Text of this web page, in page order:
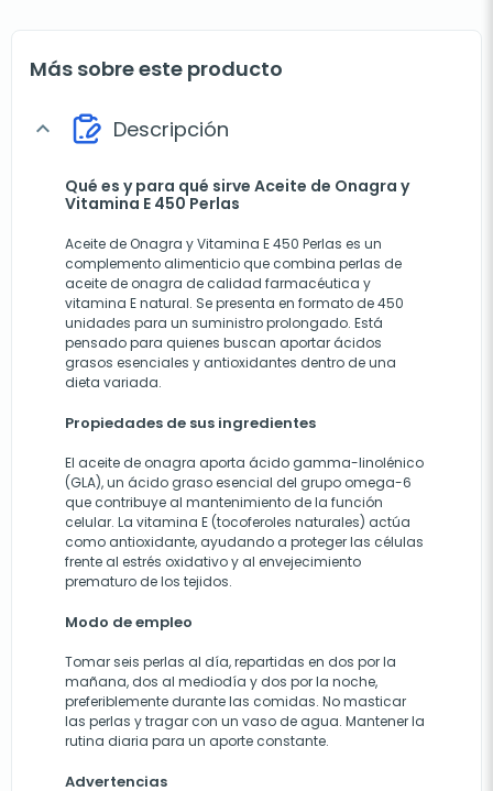
Más sobre este producto
expand_more Descripción
Qué es y para qué sirve Aceite de Onagra y
Vitamina E 450 Perlas
Aceite de Onagra y Vitamina E 450 Perlas es un
complemento alimenticio que combina perlas de
aceite de onagra de calidad farmacéutica y
vitamina E natural. Se presenta en formato de 450
unidades para un suministro prolongado. Está
pensado para quienes buscan aportar ácidos
grasos esenciales y antioxidantes dentro de una
dieta variada.
Propiedades de sus ingredientes
El aceite de onagra aporta ácido gamma-linolénico
(GLA), un ácido graso esencial del grupo omega-6
que contribuye al mantenimiento de la función
celular. La vitamina E (tocoferoles naturales) actúa
como antioxidante, ayudando a proteger las células
frente al estrés oxidativo y al envejecimiento
prematuro de los tejidos.
Modo de empleo
Tomar seis perlas al día, repartidas en dos por la
mañana, dos al mediodía y dos por la noche,
preferiblemente durante las comidas. No masticar
las perlas y tragar con un vaso de agua. Mantener la
rutina diaria para un aporte constante.
Advertencias